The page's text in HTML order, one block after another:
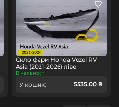
Скло фари Honda Vezel RV
Asia (2021-2026) ліве
В наявності
У кошик: 5535.00 ₴